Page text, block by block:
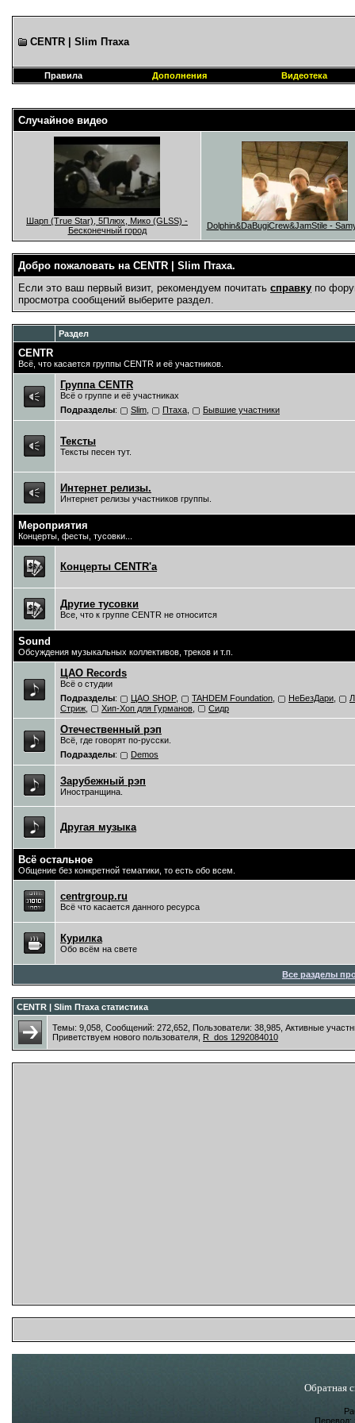
CENTR | Slim Птаха
Правила Дополнения Видеотека
Случайное видео
Шарп (True Star), 5Плюх, Мико (GLSS) -
Бесконечный город
Dolphin&DaBugiCrew&JamStile -
Добро пожаловать на CENTR | Slim Птаха.
Если это ваш первый визит, рекомендуем почитать справку по
просмотра сообщений выберите раздел.
Раздел
CENTR
Всё, что касается группы CENTR и её участников.
Группа CENTR
Всё о группе и её участниках
Подразделы: Slim Птаха Бывшие участники
Тексты
Тексты песен тут.
Интернет релизы.
Интернет релизы участников группы.
Мероприятия
Концерты, фесты, тусовки...
Концерты CENTR'a
Другие тусовки
Все, что к группе CENTR не относится
Sound
Обсуждения музыкальных коллективов, треков и т.п.
ЦAO Records
Всё о студии
Подразделы: ЦАО SHOP, TAHDEM Foundation НеБезДари
Стриж
Хип-Хоп для Гурманов Сидр
Отечественный рэп
Всё, где говорят по-русски.
Подразделы: Demos
Зарубежный рэп
Иностранщина.
Другая музыка
Всё остальное
Общение без конкретной тематики, то есть обо всем.
centrgroup.ru
Всё что касается данного ресурса
Курилка
Обо всём на свете
Все разделы
CENTR | Slim Птаха статистика
Темы: 9,058, Сообщений: 272,652, Пользователи: 38,985, Активные
Приветствуем нового пользователя, R_dos 1292084010
Обратная
Перевод: